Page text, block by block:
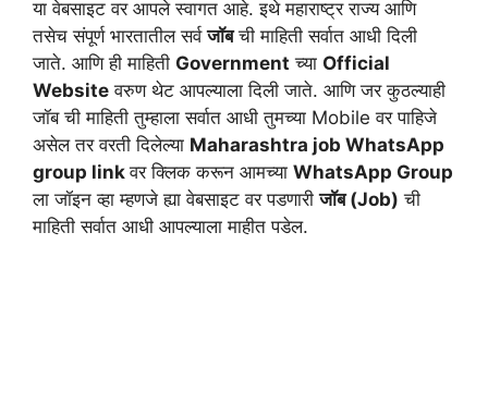
या वेबसाइट वर आपले स्वागत आहे. इथे महाराष्ट्र राज्य आणि
तसेच संपूर्ण भारतातील सर्वजॉबची माहिती सर्वात आधी दिली
जाते. आणि ही माहिती Government च्या Official
Website वरुण थेट आपल्याला दिली जाते. आणि जर कुठल्याही
जॉब ची माहिती तुम्हाला सर्वात आधी तुमच्या Mobile वर पाहिजे
असेल तर वरती दिलेल्या Maharashtra job WhatsApp
group linkवर क्लिक करून आमच्या WhatsApp Group
ला जॉइन व्हा म्हणजे ह्या वेबसाइट वर पडणारीजॉब (Job) ची
माहिती सर्वात आधी आपल्याला माहीत पडेल.